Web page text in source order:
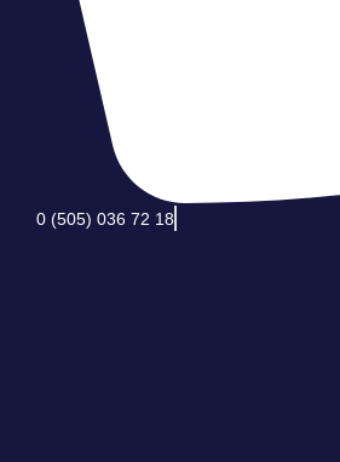
0 (505) 036 72 18